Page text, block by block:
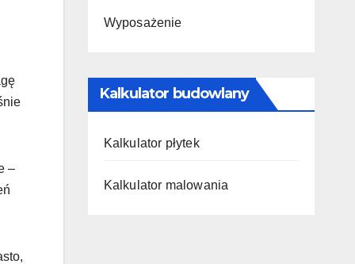
–
Wyposażenie
Kalkulator budowlany
Kalkulator płytek
Kalkulator malowania